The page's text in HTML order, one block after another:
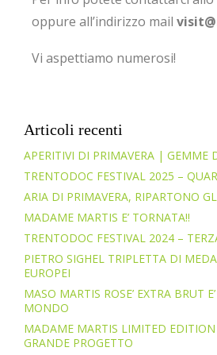
oppure all’indirizzo mail
Vi aspettiamo numerosi!
Articoli recenti
APERITIVI DI PRIMAVERA | GEMME
TRENTODOC FESTIVAL 2025 –
ARIA DI PRIMAVERA, RIPARTONO
MADAME MARTIS E’ TORNATA!!
TRENTODOC FESTIVAL 2024 –
PIETRO SIGHEL TRIPLETTA DI
EUROPEI
MASO MARTIS ROSE’ EXTRA BRUT
MONDO
MADAME MARTIS LIMITED
GRANDE PROGETTO